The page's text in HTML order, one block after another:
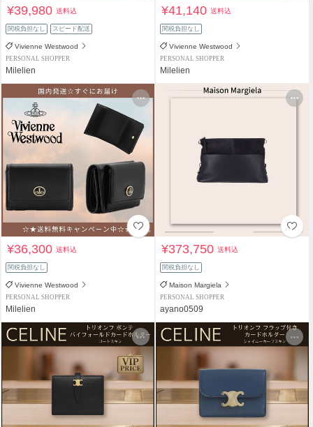
¥39,980送料込
関税負担なし スピード配送
Vivienne Westwood
PERSONAL SHOPPER
Milelien
¥41,140送料込
関税負担なし
Vivienne Westwood
PERSONAL SHOPPER
Milelien
¥36,300送料込
関税負担なし
Vivienne Westwood
PERSONAL SHOPPER
Milelien
¥373,750送料込
関税負担なし
Maison Margiela
PERSONAL SHOPPER
ayano0509